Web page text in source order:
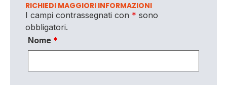
RICHIEDI MAGGIORI INFORMAZIONI
I campi contrassegnati con * sono
obbligatori.
Nome *